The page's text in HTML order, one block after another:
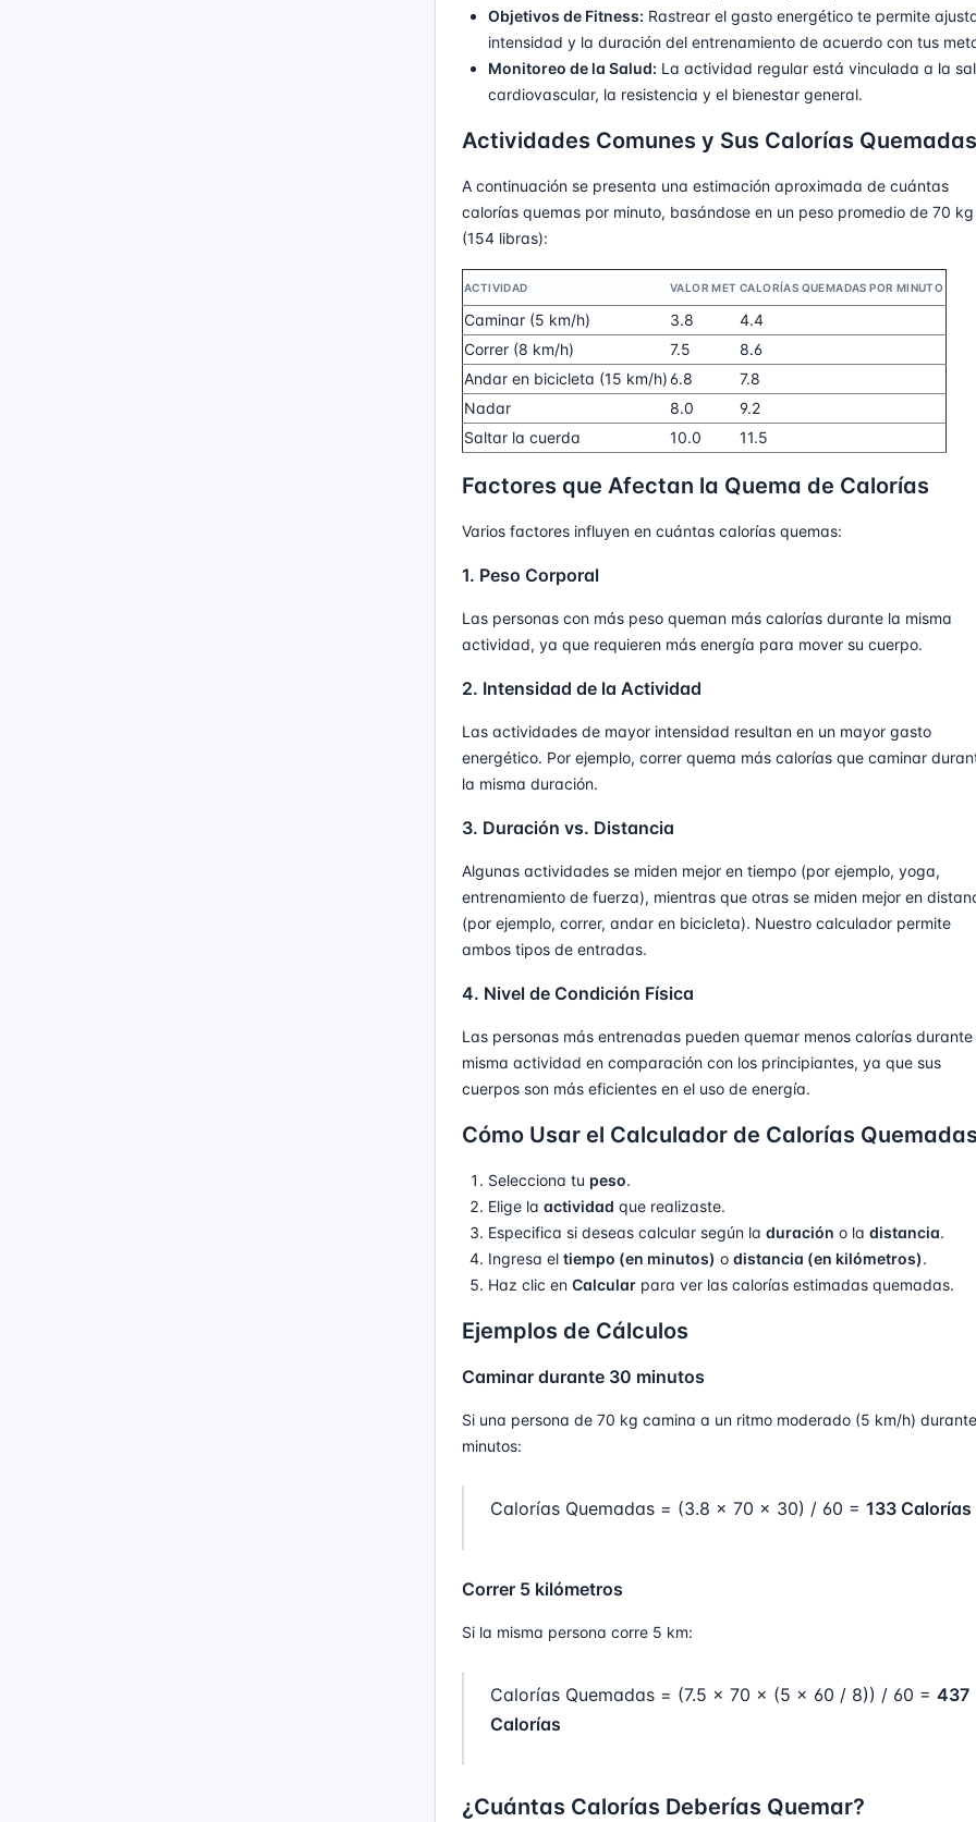
Objetivos de Fitness: Rastrear el gasto energético te permite
intensidad y la duración del entrenamiento de acuerdo con tus
Monitoreo de la Salud: La actividad regular está vinculada a la
cardiovascular, la resistencia y el bienestar general.
Actividades Comunes y Sus Calorías Quemadas
A continuación se presenta una estimación aproximada de cuántas
calorías quemas por minuto, basándose en un peso promedio de 70 kg
(154 libras):
ACTIVIDAD VALOR MET CALORÍAS QUEMADAS POR MINUTO
Caminar (5 km/h) 3.8
4.4
Correr (8 km/h)
7.5
8.6
Andar en bicicleta (15 km/h)6.8
7.8
Nadar
8.0
9.2
Saltar la cuerda
10.0 11.5
Factores que Afectan la Quema de Calorías
Varios factores influyen en cuántas calorías quemas:
1. Peso Corporal
Las personas con más peso queman más calorías durante la misma
actividad, ya que requieren más energía para mover su cuerpo.
2. Intensidad de la Actividad
Las actividades de mayor intensidad resultan en un mayor gasto
energético. Por ejemplo, correr quema más calorías que caminar
la misma duración.
3. Duración vs. Distancia
Algunas actividades se miden mejor en tiempo (por ejemplo, yoga,
entrenamiento de fuerza), mientras que otras se miden mejor en
(por ejemplo, correr, andar en bicicleta). Nuestro calculador permite
ambos tipos de entradas.
4. Nivel de Condición Física
Las personas más entrenadas pueden quemar menos calorías
misma actividad en comparación con los principiantes, ya que sus
cuerpos son más eficientes en el uso de energía.
Cómo Usar el Calculador de Calorías
Selecciona tu peso.
Elige la actividad que realizaste.
Especifica si deseas calcular según la duración o la distancia.
Ingresa el tiempo (en minutos) o distancia (en kilómetros).
Haz clic en Calcular para ver las calorías estimadas quemadas.
Ejemplos de Cálculos
Caminar durante 30 minutos
Si una persona de 70 kg camina a un ritmo moderado (5 km/h)
minutos:
Calorías Quemadas = (3.8 × 70 × 30) / 60 = 133 Calorías
Correr 5 kilómetros
Si la misma persona corre 5 km:
Calorías Quemadas = (7.5 × 70 × (5 × 60 / 8)) / 60 = 437
Calorías
¿Cuántas Calorías Deberías Quemar?